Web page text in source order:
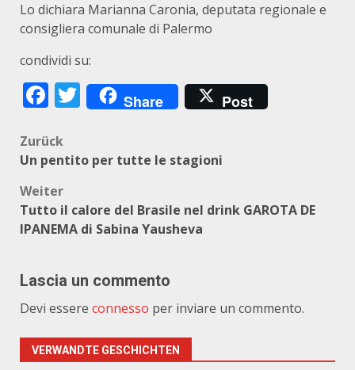
Lo dichiara Marianna Caronia, deputata regionale e
consigliera comunale di Palermo
condividi su:
Facebook
Twitter
Share Post
Beitragsnavigation
Zurück
Un pentito per tutte le stagioni
Weiter
Tutto il calore del Brasile nel drink GAROTA DE
IPANEMA di Sabina Yausheva
Lascia un commento
Devi essere connesso per inviare un commento.
VERWANDTE GESCHICHTEN